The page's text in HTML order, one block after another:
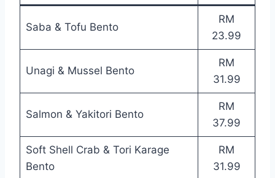
Saba & Tofu Bento
RM
23.99
Unagi & Mussel Bento
RM
31.99
Salmon & Yakitori Bento
RM
37.99
Soft Shell Crab & Tori Karage
Bento
RM
31.99